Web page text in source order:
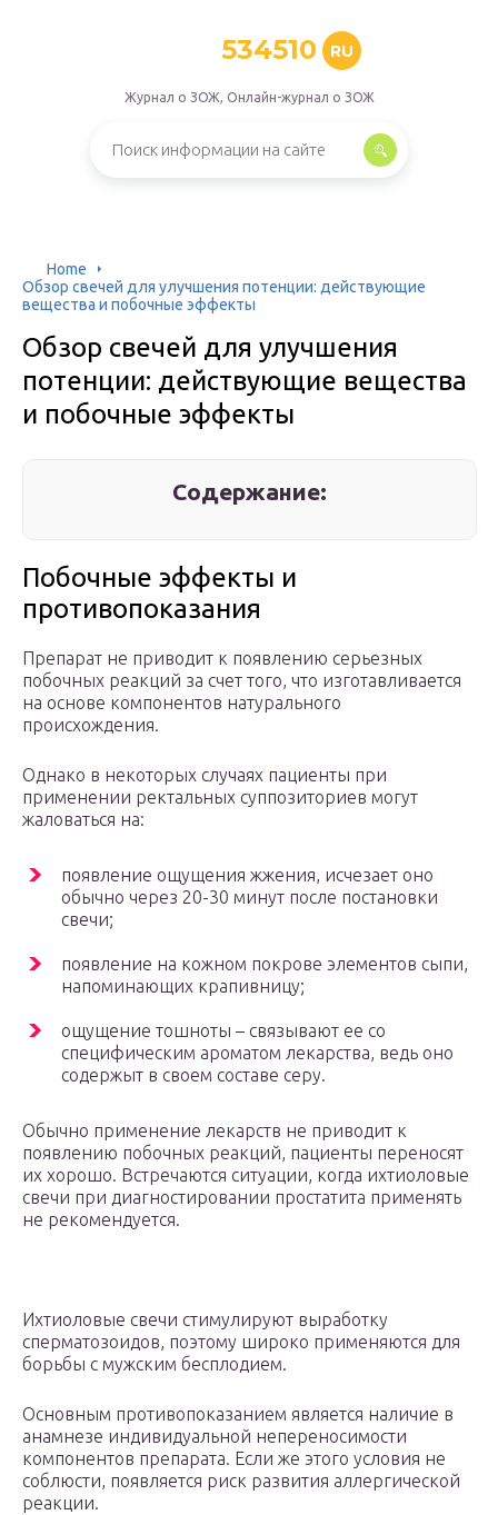
534510 RU
Журнал о ЗОЖ, Онлайн-журнал о ЗОЖ
Home
Обзор свечей для улучшения потенции: действующие
вещества и побочные эффекты
Обзор свечей для улучшения
потенции: действующие вещества
и побочные эффекты
Содержание:
Побочные эффекты и
противопоказания
Препарат не приводит к появлению серьезных
побочных реакций за счет того, что изготавливается
на основе компонентов натурального
происхождения.
Однако в некоторых случаях пациенты при
применении ректальных суппозиториев могут
жаловаться на:
появление ощущения жжения, исчезает оно
обычно через 20-30 минут после постановки
свечи;
появление на кожном покрове элементов сыпи,
напоминающих крапивницу;
ощущение тошноты – связывают ее со
специфическим ароматом лекарства, ведь оно
содержыт в своем составе серу.
Обычно применение лекарств не приводит к
появлению побочных реакций, пациенты переносят
их хорошо. Встречаются ситуации, когда ихтиоловые
свечи при диагностировании простатита применять
не рекомендуется.
Ихтиоловые свечи стимулируют выработку
сперматозоидов, поэтому широко применяются для
борьбы с мужским бесплодием.
Основным противопоказанием является наличие в
анамнезе индивидуальной непереносимости
компонентов препарата. Если же этого условия не
соблюсти, появляется риск развития аллергической
реакции.